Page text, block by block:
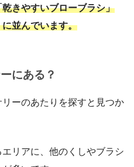
きやすいブローブラシ」
並んでいます。
にある？
ーのあたりを探すと見つか
リアに、他のくしやブラシ